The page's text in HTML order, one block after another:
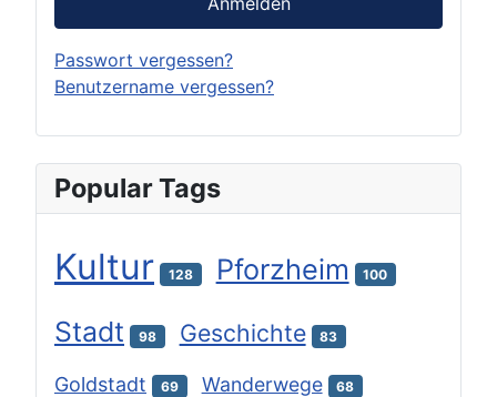
Passwort vergessen?
Benutzername vergessen?
Popular Tags
Kultur 128 Pforzheim 100
Stadt 98 Geschichte 83
Goldstadt 69 Wanderwege 68